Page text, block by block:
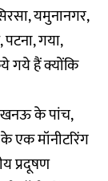
यमुनानगर,
गया,
गये हैं क्योंकि
के पांच,
एक मॉनीटरिंग
प्रदूषण